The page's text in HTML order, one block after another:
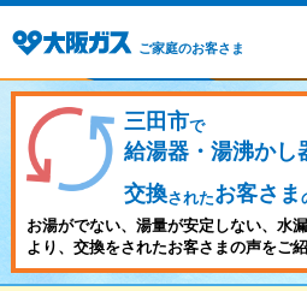
ご家庭のお客さま
三田市で
給湯器・湯沸かし
交換されたお客さま
お湯がでない、湯量が安定しない、水
より、交換をされたお客さまの声をご紹